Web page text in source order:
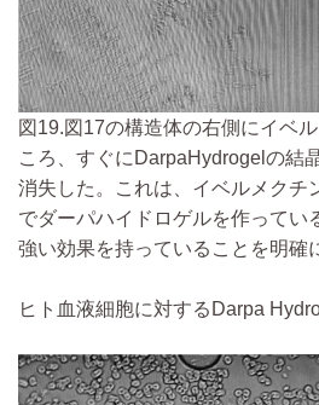
図19.図17の構造体の右側にイベ
ころ、すぐにDarpaHydrogelの結
消失した。これは、イベルメクチ
でダーパハイドロゲルを作ってい
強い効果を持っていることを明確
ヒト血液細胞に対するDarpa